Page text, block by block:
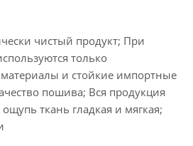
чистый продукт; При
только
и стойкие импортные
пошива; Вся продукция
ткань гладкая и мягкая;